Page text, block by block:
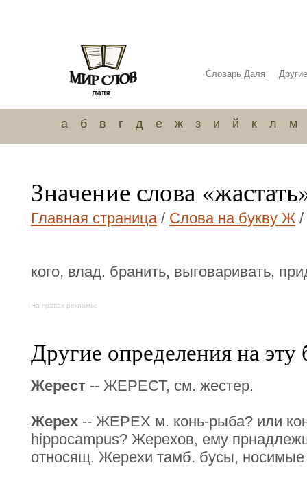
Словарь Даля
а б в г д е ж з и й к л м
Значение слова
Главная страница/ Слова на букву Ж /
кого, влад. бранить, выговаривать,
На правах рекламы:
Другие определения на эту
Жерест -- ЖЕРЕСТ, см. жестер.
Жерех -- ЖЕРЕХ м. конь-рыба? или
hippocampus? Жерехов, ему
относящ. Жерехи тамб. бусы,